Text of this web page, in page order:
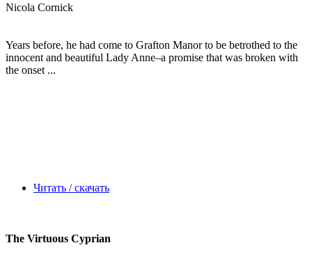
Nicola Cornick
Years before, he had come to Grafton Manor to be betrothed to the
innocent and beautiful Lady Anne–a promise that was broken with
the onset ...
Читать / скачать
The Virtuous Cyprian